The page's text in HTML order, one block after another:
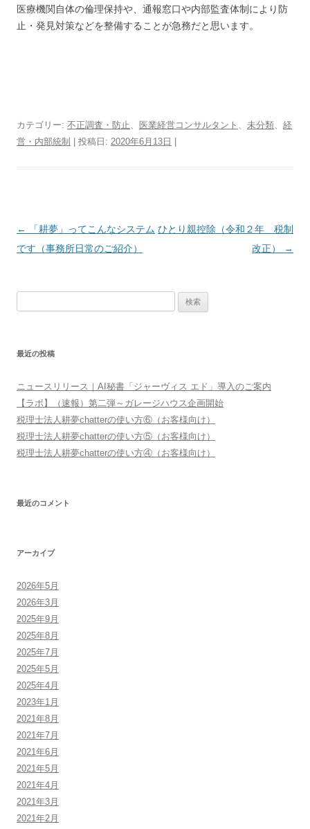
医療機関自体の倫理保持や、通報窓口や内部監査体制により防
止・発見対策などを整備することが急務だと思います。
カテゴリー: 不正調査・防止、 医業経営コンサルタント 、 未分類、 経
営・内部統制
| 投稿日: 2020年6月13日
投
稿
ン
←
「耕夢」ってこんなシステム
です（事務所日常のご紹介）
ひとり親控除（令和２年 税制
改正）
→
最近の投稿
ニュースリリース｜AI秘書「ジャーヴィス エド」導入のご案内
【ラボ】（速報）第二弾～ガレージハウス企画開始
税理士法人耕夢chatterの使い方⑥（お客様向け）
税理士法人耕夢chatterの使い方⑤（お客様向け）
税理士法人耕夢chatterの使い方④（お客様向け）
最近のコメント
アーカイブ
2026年5月
2026年3月
2025年9月
2025年8月
2025年7月
2025年5月
2025年4月
2023年1月
2021年8月
2021年7月
2021年6月
2021年5月
2021年4月
2021年3月
2021年2月